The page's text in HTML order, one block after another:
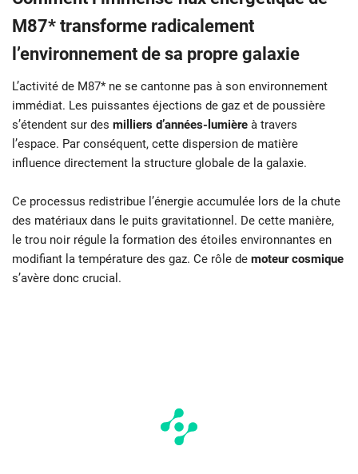
M87* transforme radicalement
l’environnement de sa propre galaxie
L’activité de M87* ne se cantonne pas à son environnement
immédiat. Les puissantes éjections de gaz et de poussière
s’étendent sur des milliers d’années-lumière à travers
l’espace. Par conséquent, cette dispersion de matière
influence directement la structure globale de la galaxie.
Ce processus redistribue l’énergie accumulée lors de la chute
des matériaux dans le puits gravitationnel. De cette manière,
le trou noir régule la formation des étoiles environnantes en
modifiant la température des gaz. Ce rôle de moteur cosmique
s’avère donc crucial.